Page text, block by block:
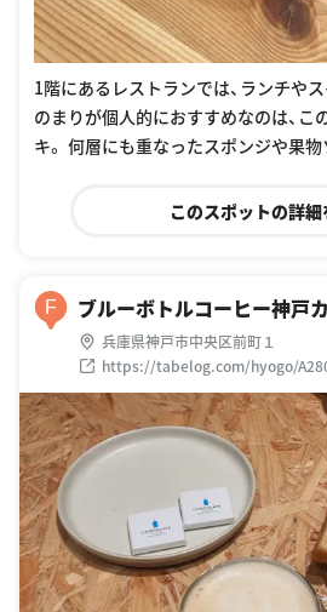
1階にあるレストランでは、ランチや
のまりが個人的におすすめなのは、こ
キ。 何層にも重なったスポンジや果物
このスポットの詳細
F ブルーボトルコーヒー神戸
兵庫県神戸市中央区前町１
https://tabelog.com/hyogo/